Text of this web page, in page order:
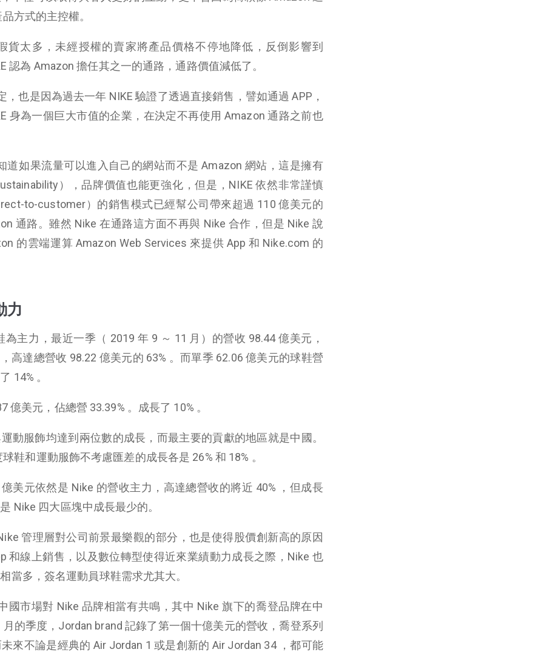
方式的主控權。
貨太多，未經授權的賣家將產品價格不停地降低，反倒影響到
認為 Amazon 擔任其之一的通路，通路價值減低了。
，也是因為過去一年 NIKE 驗證了透過直接銷售，譬如通過 APP，
身為一個巨大市值的企業，在決定不再使用 Amazon 通路之前也
道如果流量可以進入自己的網站而不是 Amazon 網站，這是擁有
），品牌價值也能更強化，但是，NIKE 依然非常謹慎
to-customer）的銷售模式已經幫公司帶來超過 110 億美元的
通路。雖然 Nike 在通路這方面不再與 Nike 合作，但是 Nike 說
的雲端運算 Amazon Web Services 來提供 App 和 Nike.com 的
力
主力，最近一季（ 2019 年 9 ～ 11 月）的營收 98.44 億美元，
高達總營收 98.22 億美元的 63% 。而單季 62.06 億美元的球鞋營
14% 。
億美元，佔總營 33.39% 。成長了 10% 。
動服飾均達到兩位數的成長，而最主要的貢獻的地區就是中國。
鞋和運動服飾不考慮匯差的成長各是 26% 和 18% 。
美元依然是 Nike 的營收主力，高達總營收的將近 40% ，但成長
Nike 四大區塊中成長最少的。
管理層對公司前景最樂觀的部分，也是使得股價創新高的原因
和線上銷售，以及數位轉型使得近來業績動力成長之際，Nike 也
當多，簽名運動員球鞋需求尤其大。
國市場對 Nike 品牌相當有共鳴，其中 Nike 旗下的喬登品牌在中
的季度，Jordan brand 記錄了第一個十億美元的營收，喬登系列
來不論是經典的 Air Jordan 1 或是創新的 Air Jordan 34 ，都可能